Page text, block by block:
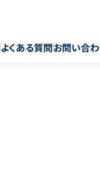
よくある質問お問い合